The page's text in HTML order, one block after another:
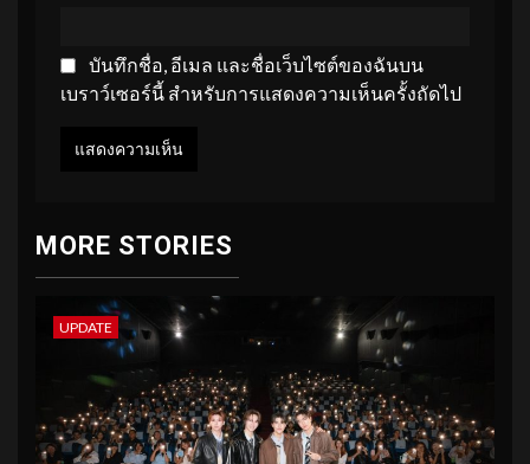
บันทึกชื่อ, อีเมล และชื่อเว็บไซต์ของฉันบน
เบราว์เซอร์นี้ สำหรับการแสดงความเห็นครั้งถัดไป
MORE STORIES
UPDATE